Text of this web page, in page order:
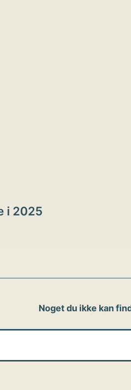
i 2025
Noget du ikke kan